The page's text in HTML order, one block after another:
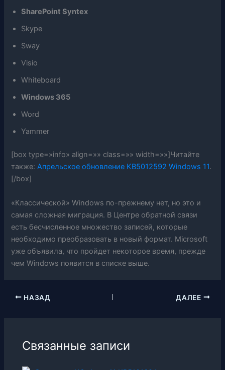
SharePoint Syntex
Skype
Sway
Visio
Whiteboard
Windows 365
Word
Yammer
[box type=»info» align=»» class=»» width=»»]Читайте
также:Апрельское обновление KB5012592 Windows 11.
[/box]
«Классической» Windows по-прежнему нет, но это и
самая сложная миграция. В Центре обратной связи
есть бесчисленное множество записей, которые
необходимо преобразовать в новый формат. Microsoft
уже объявила, что пройдет некоторое время, прежде
чем Windows появится в списке выше.
НАЗАД ДАЛЕЕ
Связанные записи